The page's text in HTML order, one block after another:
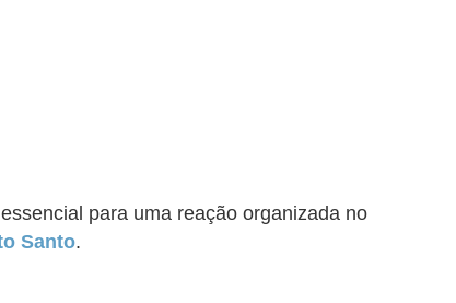
para uma reação organizada no
Santo.